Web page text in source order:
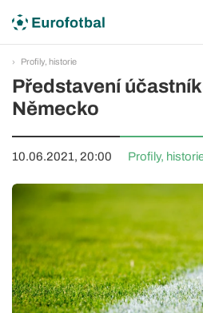
Profily, historie
Představení
Německo
10.06.2021, 20:00 Profily,